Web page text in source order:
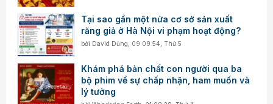
Tại sao gần một nửa cơ sở sản xuất
răng giả ở Hà Nội vi phạm hoạt động?
bởi David Dũng 09:09:54, Thứ 5
Khám phá bản chất con người qua ba
bộ phim về sự chấp nhận, ham muốn và
lý tưởng